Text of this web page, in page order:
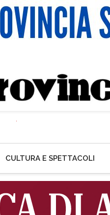
CULTURA E SPETTACOLI